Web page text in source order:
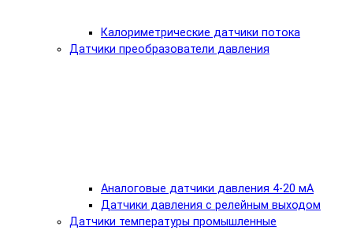
Калориметрические датчики потока
Датчики преобразователи давления
Аналоговые датчики давления 4-20 мА
Датчики давления с релейным выходом
Датчики температуры промышленные